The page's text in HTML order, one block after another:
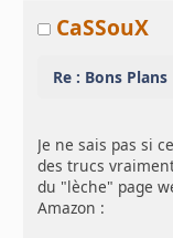
CaSSouX
Re : Bons Plans
Je ne sais pas si
des trucs
du "lèche" page
Amazon :